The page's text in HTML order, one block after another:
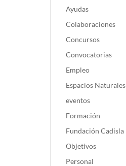
Ayudas
Colaboraciones
Concursos
Convocatorias
Empleo
Espacios Naturales
eventos
Formación
Fundación Cadisla
Objetivos
Personal